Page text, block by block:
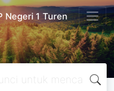
Negeri 1 Turen